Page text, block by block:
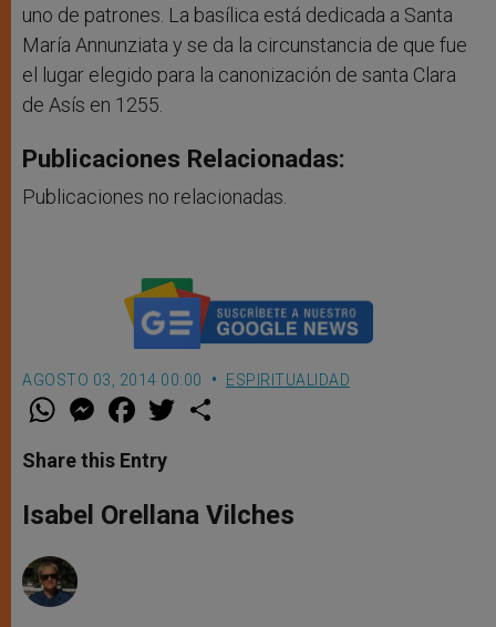
uno de patrones. La basílica está dedicada a Santa
María Annunziata y se da la circunstancia de que fue
el lugar elegido para la canonización de santa Clara
de Asís en 1255.
Publicaciones Relacionadas:
Publicaciones no relacionadas.
AGOSTO 03, 2014 00:00 ESPIRITUALIDAD
W
t
s
p
p
M
e
s
e
g
e
F
a
e
b
o
k
w
r
Share this Entry
Isabel Orellana Vilches